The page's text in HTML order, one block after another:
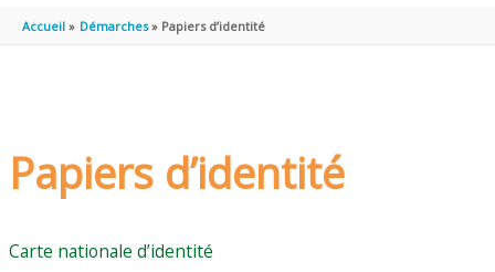
PRINCIPAL
Accueil Démarches Papiers d’identité
Papiers d’identité
Carte nationale d’identité